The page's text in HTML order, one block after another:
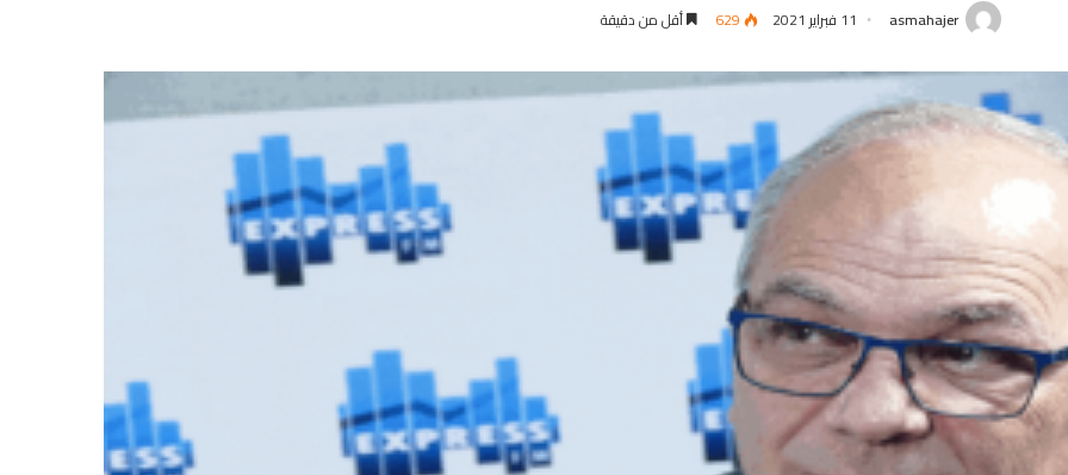
asmahajer 11 فبراير 2021 629 أقل من دقيقة